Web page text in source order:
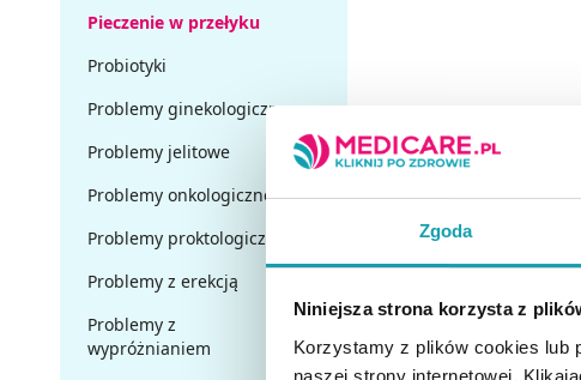
Zgoda
Niniejsza strona korzysta z
Korzystamy z plików cookies lub
naszej strony internetowej.
Pieczenie w przełyku
Probiotyki
Problemy ginekologiczne
Problemy jelitowe
Problemy onkologiczne
Problemy proktologiczne
Problemy z erekcją
Problemy z
wypróżnianiem